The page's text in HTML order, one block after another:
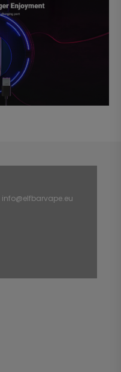
info@elfbarvape.eu